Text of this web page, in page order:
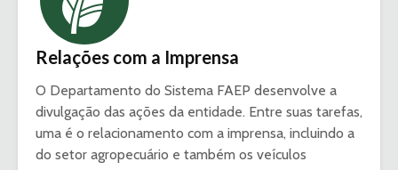
Relações com a Imprensa
O Departamento do Sistema FAEP desenvolve a
divulgação das ações da entidade. Entre suas tarefas,
uma é o relacionamento com a imprensa, incluindo a
do setor agropecuário e também os veículos